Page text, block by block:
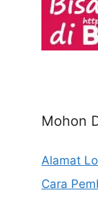
Mohon
Alamat
Cara